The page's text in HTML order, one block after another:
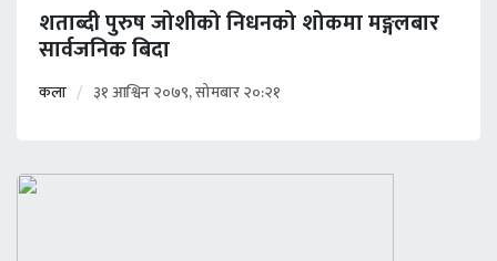
शताब्दी पुरुष जोशीको निधनको शोकमा मङ्गलबार
सार्वजनिक बिदा
कला ३१ आश्विन २०७९, सोमबार २०:२१